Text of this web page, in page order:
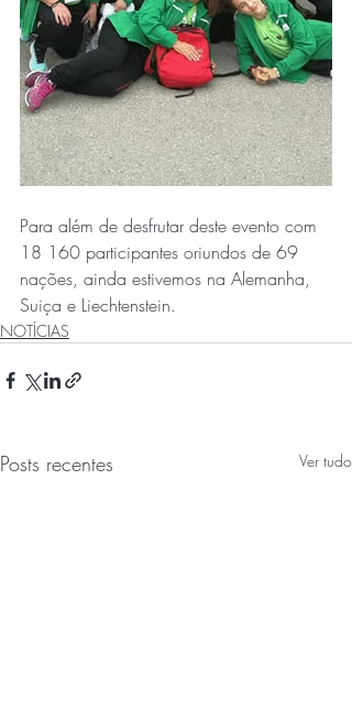
Para além de desfrutar deste evento com
18 160 participantes oriundos de 69
nações, ainda estivemos na Alemanha,
Suiça e Liechtenstein.
NOTÍCIAS
Posts recentes Ver tudo